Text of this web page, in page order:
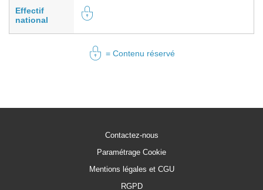
Effectif
national
= Contenu réservé
Contactez-nous
Paramétrage Cookie
Mentions légales et CGU
RGPD